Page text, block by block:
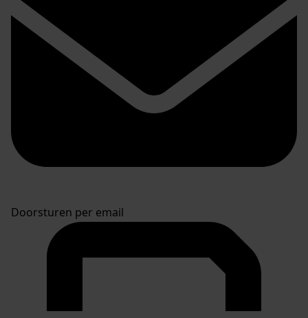
Doorsturen per email